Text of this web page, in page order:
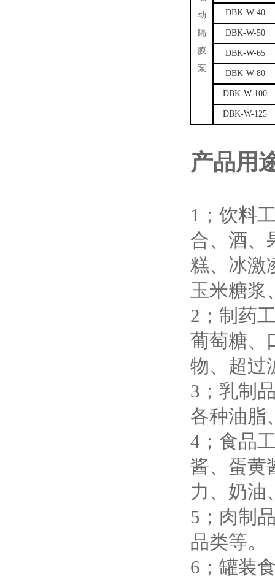
动
隔
膜
泵
DBK-W-40
DBK-W-50
DBK-W-65
DBK-W-80
DBK-W-100
DBK-W-125
产品用
1；饮料
合、酒、
糕、冰激
玉米糖浆
2；制药
葡萄糖、
物、超过
3；乳制
各种油脂
4；食品
酱、蛋黄
力、奶油
5；肉制
品类等。
6；罐装